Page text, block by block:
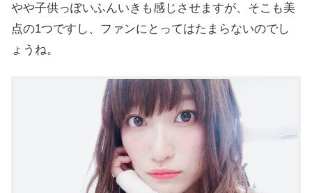
やや子供っぽいふんいきも感じさせますが、そこも美
点の1つですし、ファンにとってはたまらないのでし
ょうね。